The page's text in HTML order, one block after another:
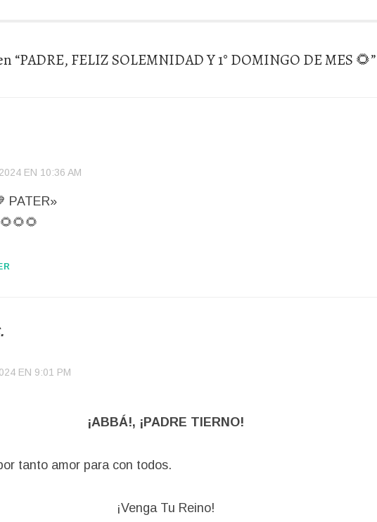
“PADRE, FELIZ SOLEMNIDAD Y 1° DOMINGO DE MES 🌻”
EN 10:36 AM
PATER»
EN 9:01 PM
¡ABBÁ!, ¡PADRE TIERNO!
tanto amor para con todos.
¡Venga Tu Reino!